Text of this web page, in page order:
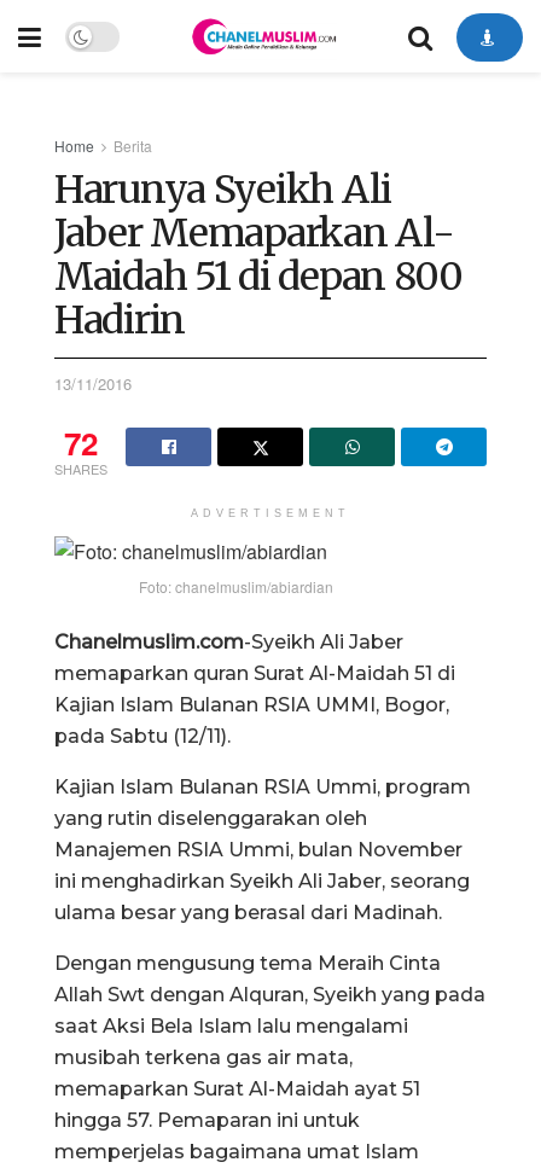
Home Berita
Harunya Syeikh Ali
Jaber Memaparkan Al-
Maidah 51 di depan 800
Hadirin
13/11/2016
72
SHARES
ADVERTISEMENT
Foto: chanelmuslim/abiardian
Chanelmuslim.com-Syeikh Ali Jaber
memaparkan quran Surat Al-Maidah 51 di
Kajian Islam Bulanan RSIA UMMI, Bogor,
pada Sabtu (12/11).
Kajian Islam Bulanan RSIA Ummi, program
yang rutin diselenggarakan oleh
Manajemen RSIA Ummi, bulan November
ini menghadirkan Syeikh Ali Jaber, seorang
ulama besar yang berasal dari Madinah.
Dengan mengusung tema Meraih Cinta
Allah Swt dengan Alquran, Syeikh yang pada
saat Aksi Bela Islam lalu mengalami
musibah terkena gas air mata,
memaparkan Surat Al-Maidah ayat 51
hingga 57. Pemaparan ini untuk
memperjelas bagaimana umat Islam